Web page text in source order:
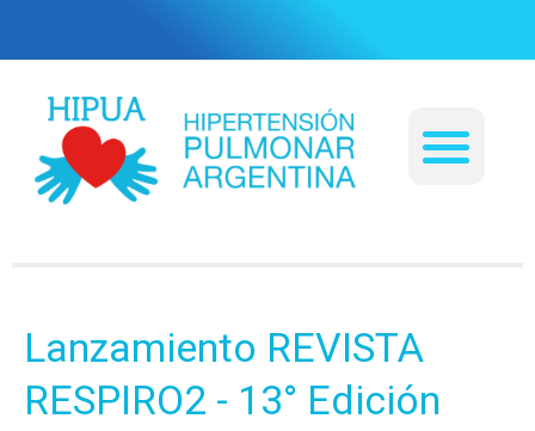
contenido
Lanzamiento REVISTA
RESPIRO2 - 13° Edición